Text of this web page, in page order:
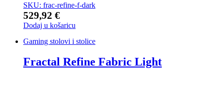
SKU: frac-refine-f-dark
529,92 €
Dodaj u košaricu
Gaming stolovi i stolice
Fractal Refine Fabric Light